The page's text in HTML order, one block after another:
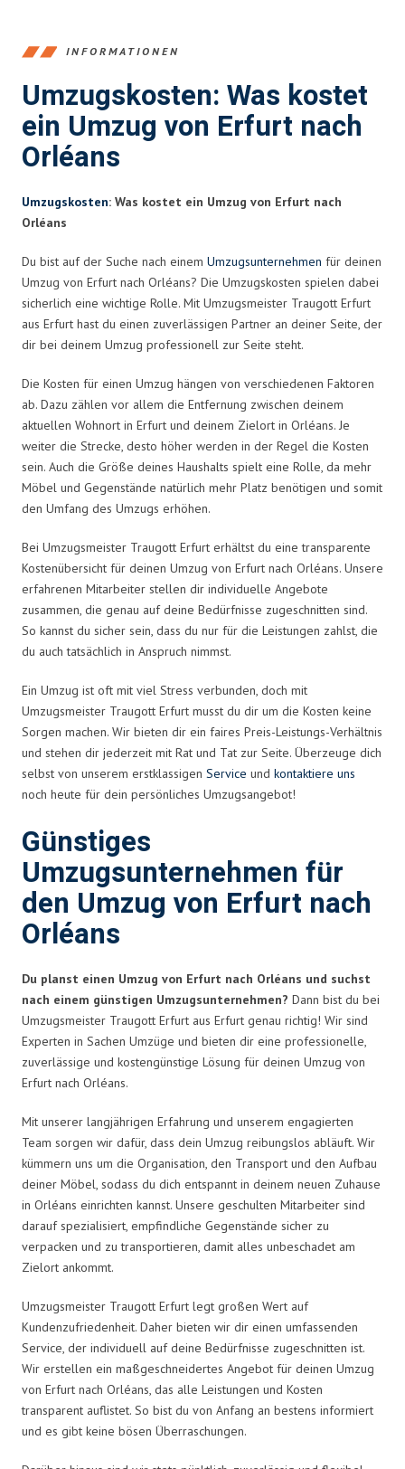
INFORMATIONEN
Umzugskosten: Was kostet
ein Umzug von Erfurt nach
Orléans
Umzugskosten: Was kostet ein Umzug von Erfurt nach
Orléans
Du bist auf der Suche nach einem Umzugsunternehmen für deinen
Umzug von Erfurt nach Orléans? Die Umzugskosten spielen dabei
sicherlich eine wichtige Rolle. Mit Umzugsmeister Traugott Erfurt
aus Erfurt hast du einen zuverlässigen Partner an deiner Seite, der
dir bei deinem Umzug professionell zur Seite steht.
Die Kosten für einen Umzug hängen von verschiedenen Faktoren
ab. Dazu zählen vor allem die Entfernung zwischen deinem
aktuellen Wohnort in Erfurt und deinem Zielort in Orléans. Je
weiter die Strecke, desto höher werden in der Regel die Kosten
sein. Auch die Größe deines Haushalts spielt eine Rolle, da mehr
Möbel und Gegenstände natürlich mehr Platz benötigen und somit
den Umfang des Umzugs erhöhen.
Bei Umzugsmeister Traugott Erfurt erhältst du eine transparente
Kostenübersicht für deinen Umzug von Erfurt nach Orléans. Unsere
erfahrenen Mitarbeiter stellen dir individuelle Angebote
zusammen, die genau auf deine Bedürfnisse zugeschnitten sind.
So kannst du sicher sein, dass du nur für die Leistungen zahlst, die
du auch tatsächlich in Anspruch nimmst.
Ein Umzug ist oft mit viel Stress verbunden, doch mit
Umzugsmeister Traugott Erfurt musst du dir um die Kosten keine
Sorgen machen. Wir bieten dir ein faires Preis-Leistungs-Verhältnis
und stehen dir jederzeit mit Rat und Tat zur Seite. Überzeuge dich
selbst von unserem erstklassigen Service und kontaktiere uns
noch heute für dein persönliches Umzugsangebot!
Günstiges
Umzugsunternehmen für
den Umzug von Erfurt nach
Orléans
Du planst einen Umzug von Erfurt nach Orléans und suchst
nach einem günstigen Umzugsunternehmen? Dann bist du bei
Umzugsmeister Traugott Erfurt aus Erfurt genau richtig! Wir sind
Experten in Sachen Umzüge und bieten dir eine professionelle,
zuverlässige und kostengünstige Lösung für deinen Umzug von
Erfurt nach Orléans.
Mit unserer langjährigen Erfahrung und unserem engagierten
Team sorgen wir dafür, dass dein Umzug reibungslos abläuft. Wir
kümmern uns um die Organisation, den Transport und den Aufbau
deiner Möbel, sodass du dich entspannt in deinem neuen Zuhause
in Orléans einrichten kannst. Unsere geschulten Mitarbeiter sind
darauf spezialisiert, empfindliche Gegenstände sicher zu
verpacken und zu transportieren, damit alles unbeschadet am
Zielort ankommt.
Umzugsmeister Traugott Erfurt legt großen Wert auf
Kundenzufriedenheit. Daher bieten wir dir einen umfassenden
Service, der individuell auf deine Bedürfnisse zugeschnitten ist.
Wir erstellen ein maßgeschneidertes Angebot für deinen Umzug
von Erfurt nach Orléans, das alle Leistungen und Kosten
transparent auflistet. So bist du von Anfang an bestens informiert
und es gibt keine bösen Überraschungen.